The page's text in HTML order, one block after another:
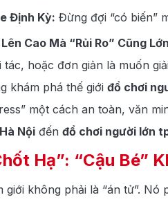
Định Kỳ: Đừng đợi “có biến”
Cao Mà “Rủi Ro” Cũng
tác, hoặc đơn giản là muốn
khám phá thế giới đồ chơi
một cách an toàn, văn
Nội đến đồ chơi người lớn
Hạ”: “Cậu Bé”
giới không phải là “án tử”.